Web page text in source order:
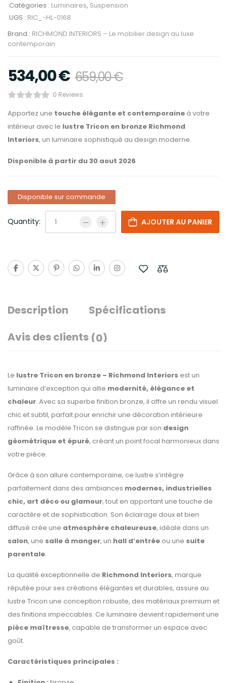
Catégories : Luminaires, Suspension
UGS : RIC_-HL-0168
Brand : RICHMOND INTERIORS – Le mobilier design au luxe
contemporain
534,00€ 659,00€
0 Reviews
Apportez une touche élégante et contemporaine à votre
intérieur avec le lustre Tricon en bronze Richmond
Interiors, un luminaire sophistiqué au design moderne.
Disponible à partir du 30 aout 2026
Disponible sur commande
Quantity: AJOUTER AU PANIER
Description
Spécifications
Avis des clients (0)
Le lustre Tricon en bronze – Richmond Interiors est un
luminaire d’exception qui allie modernité, élégance et
chaleur. Avec sa superbe finition bronze, il offre un rendu visuel
chic et subtil, parfait pour enrichir une décoration intérieure
raffinée. Le modèle Tricon se distingue par son design
géométrique et épuré, créant un point focal harmonieux dans
votre pièce.
Grâce à son allure contemporaine, ce lustre s’intègre
parfaitement dans des ambiances modernes, industrielles
chic, art déco ou glamour, tout en apportant une touche de
caractère et de sophistication. Son éclairage doux et bien
diffusé crée une atmosphère chaleureuse, idéale dans un
salon, une salle à manger, un hall d’entrée ou une suite
parentale.
La qualité exceptionnelle de Richmond Interiors, marque
réputée pour ses créations élégantes et durables, assure au
lustre Tricon une conception robuste, des matériaux premium et
des finitions impeccables. Ce luminaire devient rapidement une
pièce maîtresse, capable de transformer un espace avec
goût.
Caractéristiques principales :